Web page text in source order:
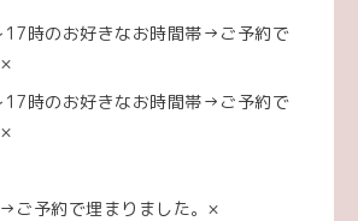
時のお好きなお時間帯→ご予約で
時のお好きなお時間帯→ご予約で
予約で埋まりました。×